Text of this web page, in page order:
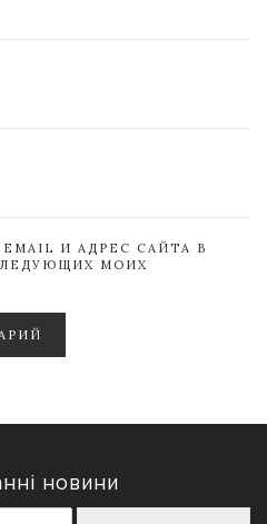
И АДРЕС САЙТА В
МОИХ
новини